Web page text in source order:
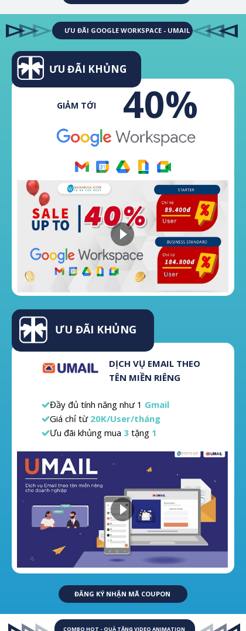
ƯU ĐÃI GOOGLE WORKSPACE - UMAIL
ƯU ĐÃI KHỦNG
GIẢM TỚI 40%
ƯU ĐÃI KHỦNG
Đầy đủ tính năng như 1 Gmail
Giá chỉ từ 20K/User/tháng
Ưu đãi khủng mua 3 tặng 1
DỊCH VỤ EMAIL THEO
TÊN MIỀN RIÊNG
ĐĂNG KÝ NHẬN MÃ COUPON
COMBO HOT - QUÀ TẶNG VIDEO ANIMATION